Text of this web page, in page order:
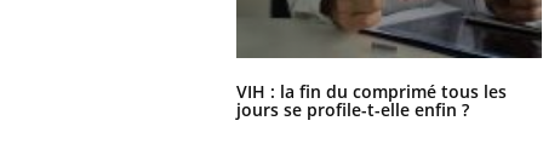
VIH : la fin du comprimé tous les
jours se profile-t-elle enfin ?